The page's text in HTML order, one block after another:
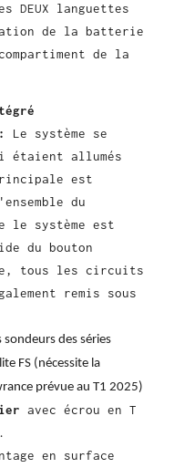
DEUX languettes
de la batterie
de la
Le système se
étaient allumés
est
du
le système est
du bouton
tous les circuits
remis sous
sondeurs des séries
FS (nécessite la
prévue au T1 2025)
avec écrou en T
en surface